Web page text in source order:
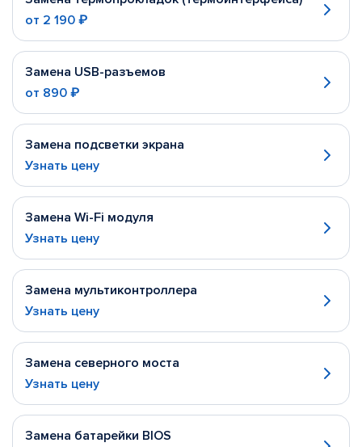
от 2 190 ₽
Замена USB-разъемов
от 890 ₽
Замена подсветки экрана
Узнать цену
Замена Wi-Fi модуля
Узнать цену
Замена мультиконтроллера
Узнать цену
Замена северного моста
Узнать цену
Замена батарейки BIOS